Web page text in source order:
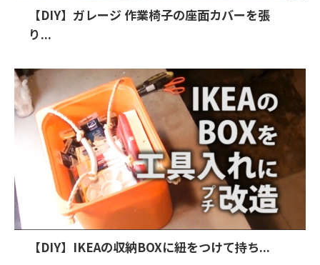
【DIY】ガレージ 作業椅子の座面カバーを張
り...
【DIY】IKEAの収納BOXに紐をつけて持ち...